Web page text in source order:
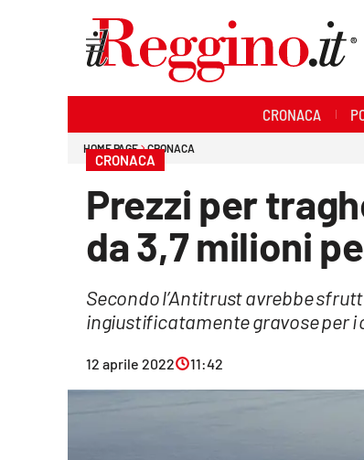
CRONACA
HOME PAGE CRONACA
CRONACA
Prezzi per
da 3,7 milioni
Secondo l’Antitrust avrebbe
ingiustificatamente gravose per
12 aprile 2022 11:42